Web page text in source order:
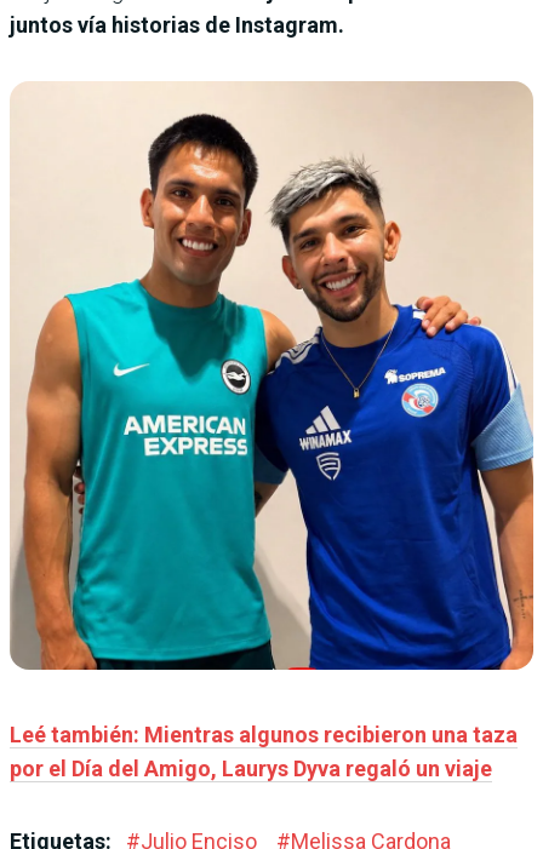
juntos vía historias de Instagram.
Leé también: Mientras algunos recibieron una taza
por el Día del Amigo, Laurys Dyva regaló un viaje
Etiquetas: #Julio Enciso #Melissa Cardona